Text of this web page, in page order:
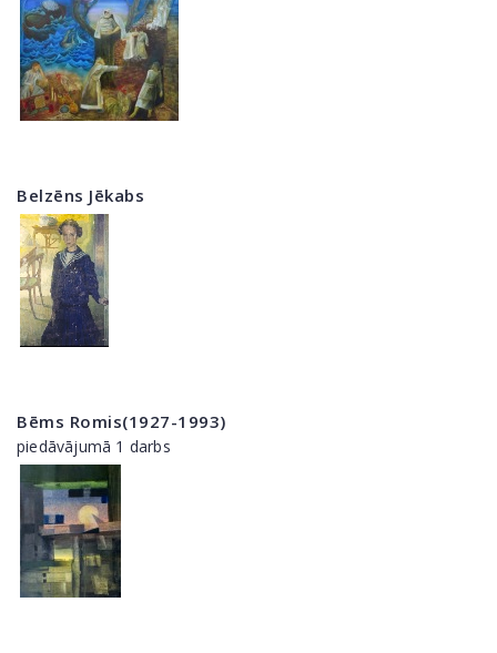
Belzēns Jēkabs
Bēms Romis(1927-1993)
piedāvājumā 1 darbs